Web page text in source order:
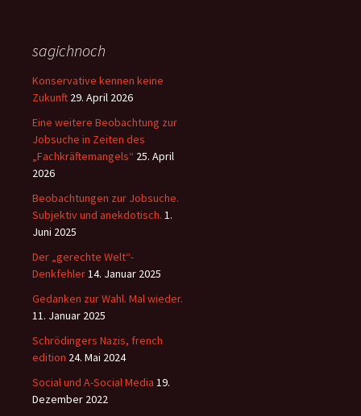
sagichnoch
Konservative kennen keine
Zukunft 29. April 2026
Eine weitere Beobachtung zur
Jobsuche in Zeiten des
„Fachkräftemangels“ 25. April
2026
Beobachtungen zur Jobsuche.
Subjektiv und anekdotisch. 1.
Juni 2025
Der „gerechte Welt“-
Denkfehler14. Januar 2025
Gedanken zur Wahl. Mal wieder.
11. Januar 2025
Schrödingers Nazis, french
edition 24. Mai 2024
Social und A-Social Media 19.
Dezember 2022